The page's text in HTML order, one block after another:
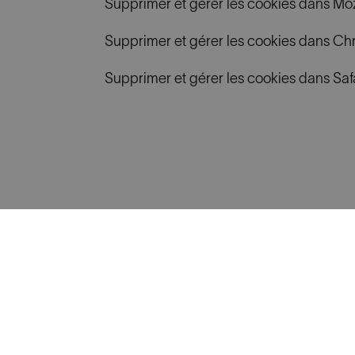
Supprimer et gérer les cookies dans
Supprimer et gérer les cookies dans
Supprimer et gérer les cookies dans